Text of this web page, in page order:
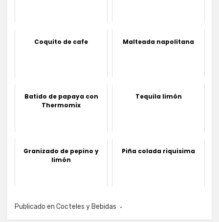
Coquito de cafe Malteada napolitana
Batido de papaya con
Thermomix
Tequila limón
Granizado de pepino y
limón
Piña colada riquisima
Publicado en Cocteles y Bebidas